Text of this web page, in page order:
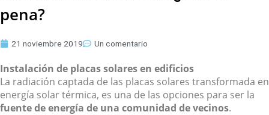
pena?
21 noviembre 2019 Un comentario
Instalación de placas solares en edificios
La radiación captada de las placas solares transformada en
energía solar térmica, es una de las opciones para ser la
fuente de energía de una comunidad de vecinos.